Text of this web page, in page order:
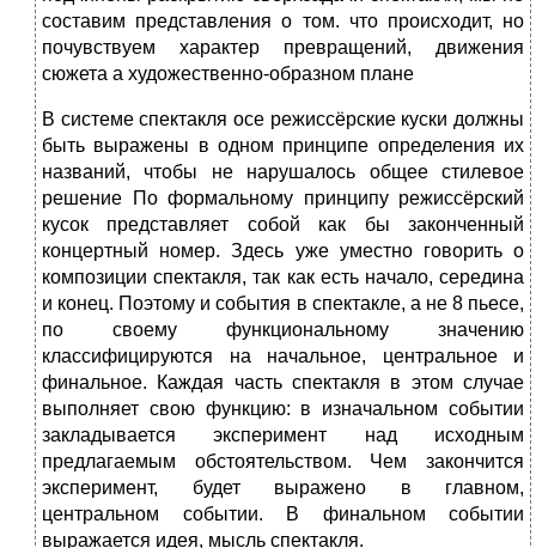
составим представления о том. что происходит, но
почувствуем характер превращений, движения
сюжета а художественно-образном плане
В системе спектакля осе режиссёрские куски должны
быть выражены в одном принципе определения их
названий, чтобы не нарушалось общее стилевое
решение По формальному принципу режиссёрский
кусок представляет собой как бы законченный
концертный номер. Здесь уже уместно говорить о
композиции спектакля, так как есть начало, середина
и конец. Поэтому и события в спектакле, а не 8 пьесе,
по своему функциональному значению
классифицируются на начальное, центральное и
финальное. Каждая часть спектакля в этом случае
выполняет свою функцию: в изначальном событии
закладывается эксперимент над исходным
предлагаемым обстоятельством. Чем закончится
эксперимент, будет выражено в главном,
центральном событии. В финальном событии
выражается идея, мысль спектакля.